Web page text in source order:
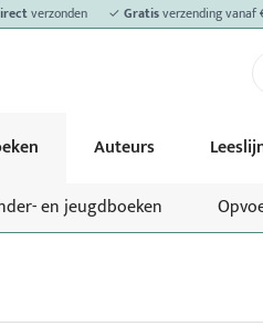
verzonden ✓ Gratisverzending vanaf
Auteurs
en jeugdboeken